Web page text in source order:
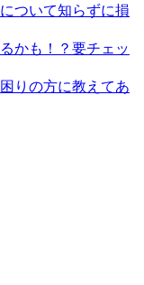
ついて知らずに損
かも！？要チェッ
りの方に教えてあ